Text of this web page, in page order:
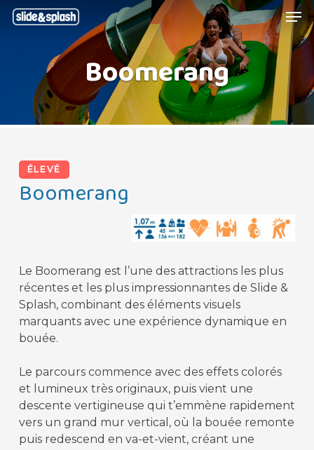
Skip
Boomerang
ÉLEVÉ
Boomerang
Le Boomerang est l’une des attractions les plus
récentes et les plus impressionnantes de Slide &
Splash, combinant des éléments visuels
marquants avec une expérience dynamique en
bouée.
Le parcours commence avec des effets colorés
et lumineux très originaux, puis vient une
descente vertigineuse qui t’emmène rapidement
vers un grand mur vertical, où la bouée remonte
puis redescend en va-et-vient, créant une
Menu